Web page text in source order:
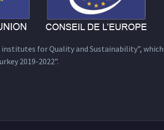
for Quality and Sustainability”,
2019-2022”.